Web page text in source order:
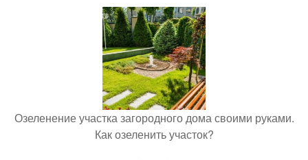
Озеленение участка загородного дома своими руками.
Как озеленить участок?